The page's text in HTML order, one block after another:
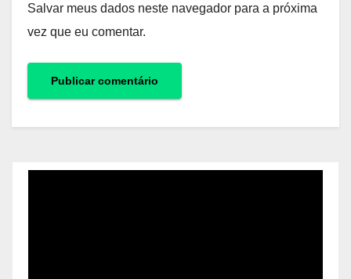
Salvar meus dados neste navegador para a próxima
vez que eu comentar.